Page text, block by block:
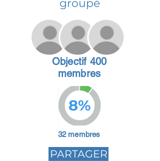
groupé
Objectif 400
membres
8%
32 membres
PARTAGER